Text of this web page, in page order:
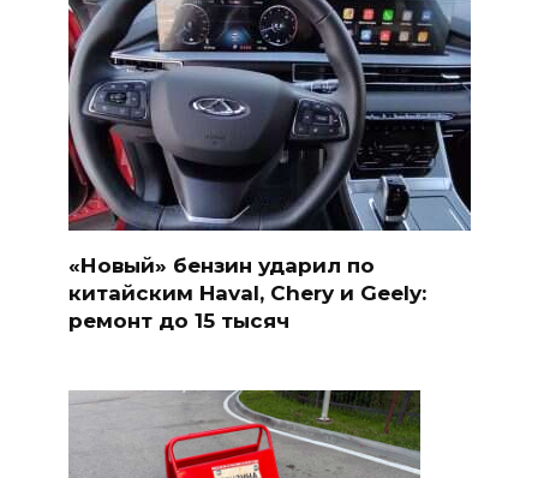
«Новый» бензин ударил по
китайским Haval, Chery и Geely:
ремонт до 15 тысяч